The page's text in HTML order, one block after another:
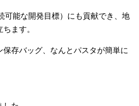
可能な開発目標）にも貢献でき、地
ます。
保存バッグ、なんとパスタが簡単に